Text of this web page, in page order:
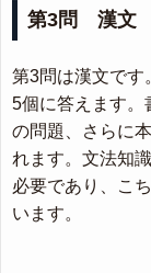
第3問 漢文
第3問は漢文です
5個に答えます。
の問題、さらに
れます。文法知
必要であり、こ
います。